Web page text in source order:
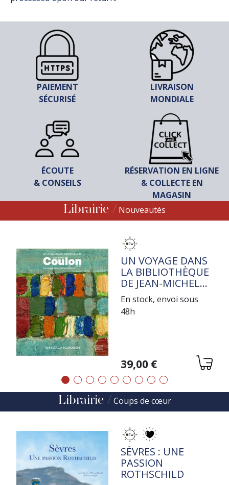
PAIEMENT
SÉCURISÉ
LIVRAISON
MONDIALE
ÉCOUTE
& CONSEILS
RÉSERVATION EN LIGNE
& COLLECTE EN
MAGASIN
Librairie Nouveautés
TITRE
UN VOYAGE DANS
LA BIBLIOTHÈQUE
DE JEAN-MICHEL
COULON
En stock, envoi sous
48h
Variations
39,00 €
Précédent
Suivant
Librairie Coups de cœur
TITRE
SÈVRES : UNE
PASSION
ROTHSCHILD